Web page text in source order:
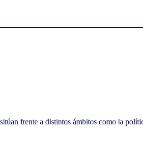
frente a distintos ámbitos como la